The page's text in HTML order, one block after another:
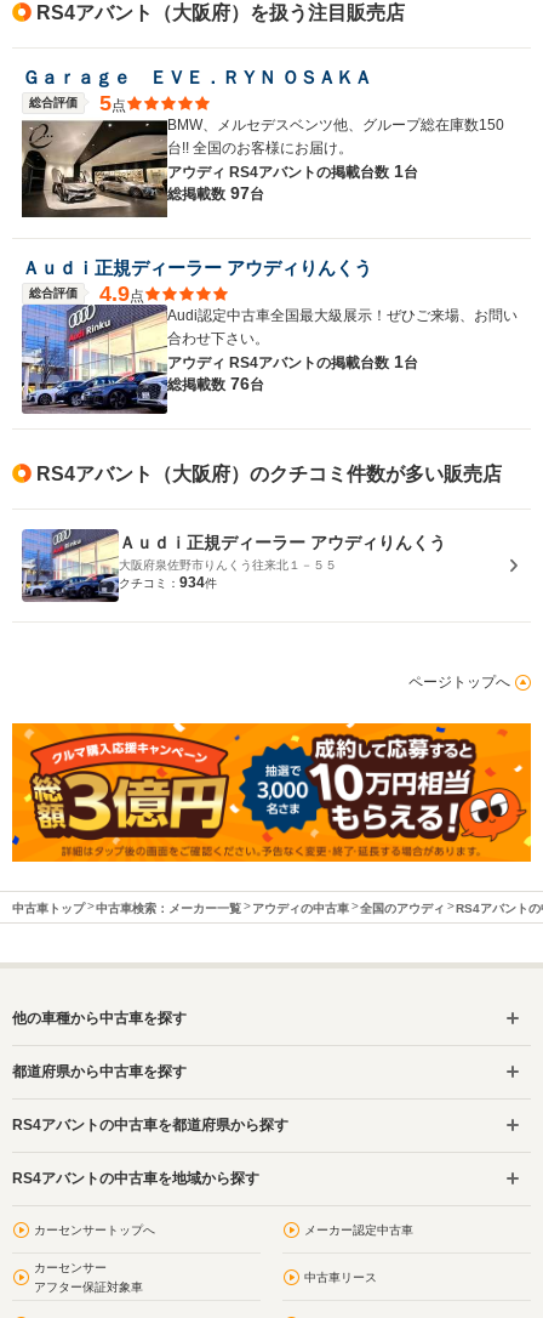
RS4アバント（大阪府）を扱う注目販売店
Ｇａｒａｇｅ ＥＶＥ．ＲＹＮ ＯＳＡＫＡ
総合評価 5点
BMW、メルセデスベンツ他、グループ総在庫数150
台!! 全国のお客様にお届け。
アウディ RS4アバントの掲載台数 1台
総掲載数 97台
Ａｕｄｉ正規ディーラー アウディりんくう
総合評価 4.9点
Audi認定中古車全国最大級展示！ぜひご来場、お問い
合わせ下さい。
アウディ RS4アバントの掲載台数 1台
総掲載数 76台
RS4アバント（大阪府）のクチコミ件数が多い販売店
Ａｕｄｉ正規ディーラー アウディりんくう
大阪府泉佐野市りんくう往来北１－５５
クチコミ： 934件
ページトップへ
中古車トップ 中古車検索：メーカー一覧 アウディの中古車 全国のアウディ RS4アバントの
他の車種から中古車を探す
都道府県から中古車を探す
RS4アバントの中古車を都道府県から探す
RS4アバントの中古車を地域から探す
カーセンサートップへ メーカー認定中古車
カーセンサー
アフター保証対象車
中古車リース